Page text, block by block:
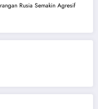
Rusia Semakin Agresif